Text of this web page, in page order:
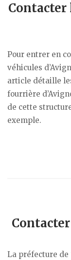
Pour entrer en
véhicules
article détaille
fourrière
de cette
exemple.
La préfecture de